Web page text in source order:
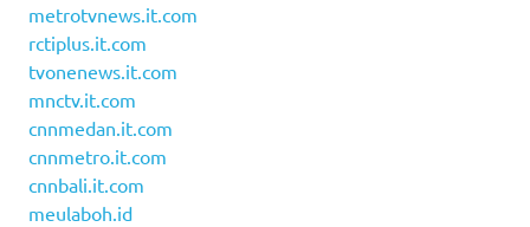
metrotvnews.it.com
rctiplus.it.com
tvonenews.it.com
mnctv.it.com
cnnmedan.it.com
cnnmetro.it.com
cnnbali.it.com
meulaboh.id